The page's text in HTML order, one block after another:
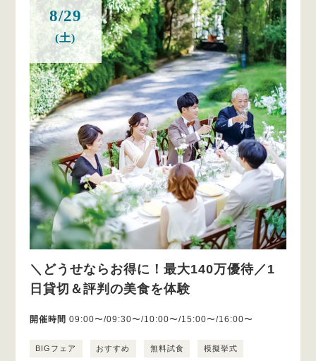
8/29
(土)
＼どうせならお得に！最大140万優待／1
日貸切＆評判の美食を体験
開催時間 09:00〜/09:30〜/10:00〜/15:00〜/16:00〜
BIGフェア おすすめ 無料試食 模擬挙式